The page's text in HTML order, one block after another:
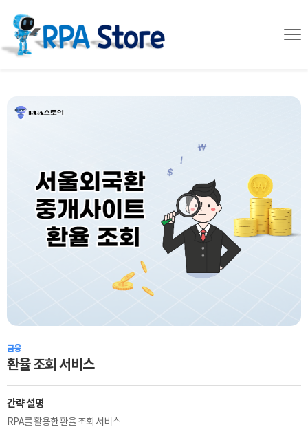
금융
환율 조회 서비스
간략 설명
RPA를 활용한 환율 조회 서비스